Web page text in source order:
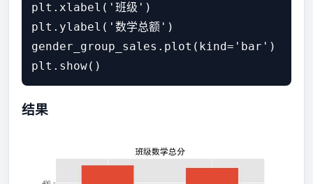
plt.xlabel('班级')
plt.ylabel('数学总额')
gender_group_sales.plot(kind='bar')
结果